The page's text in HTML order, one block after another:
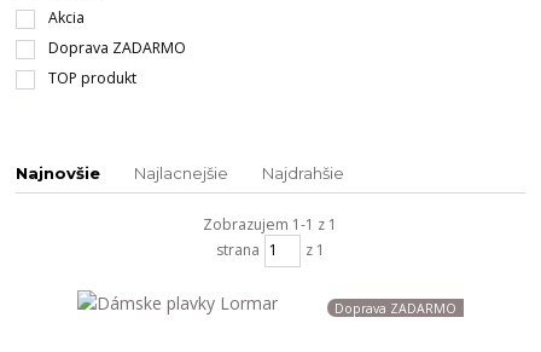
Akcia
Doprava ZADARMO
TOP produkt
Najnovšie Najlacnejšie Najdrahšie
Zobrazujem 1-1 z 1
strana
z 1
Doprava ZADARMO